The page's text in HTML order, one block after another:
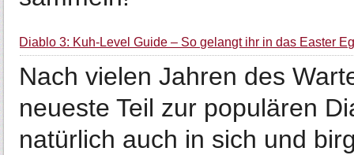
Diablo 3: Kuh-Level Guide – So gelangt ihr in das Easter
Nach vielen Jahren des
neueste Teil zur populären
natürlich auch in sich und